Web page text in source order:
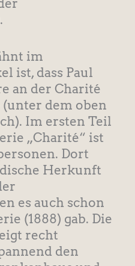
im
ist, dass Paul
an der Charité
dem oben
Im ersten Teil
„Charité“ ist
Dort
Herkunft
es auch schon
(1888) gab. Die
recht
den